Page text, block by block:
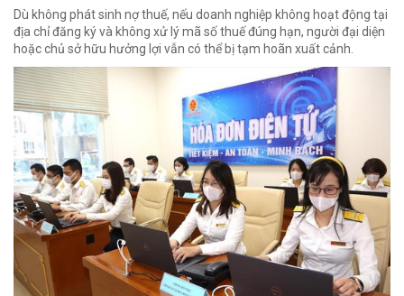
Dù không phát sinh nợ thuế, nếu doanh nghiệp không hoạt động tại
địa chỉ đăng ký và không xử lý mã số thuế đúng hạn, người đại diện
hoặc chủ sở hữu hưởng lợi vẫn có thể bị tạm hoãn xuất cảnh.